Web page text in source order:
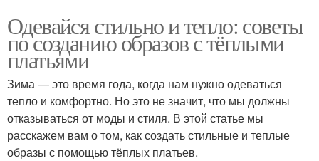
Одевайся стильно и тепло: советы
по созданию образов с тёплыми
платьями
Зима — это время года, когда нам нужно одеваться
тепло и комфортно. Но это не значит, что мы должны
отказываться от моды и стиля. В этой статье мы
расскажем вам о том, как создать стильные и теплые
образы с помощью тёплых платьев.